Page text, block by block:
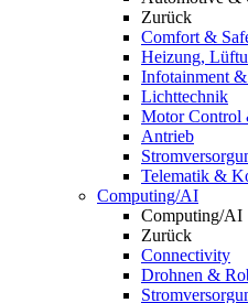
Zurück
Comfort &
Heizung,
Infotainment
Lichttechnik
Motor Control
Antrieb
Telematik &
Computing/AI
Computing/AI
Zurück
Connectivity
Drohnen &